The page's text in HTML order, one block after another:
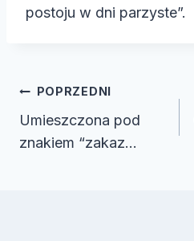
postoju w dni parzyste”.
Nawigacja
wpisu
POPRZEDNI
Umieszczona pod
znakiem “zakaz…